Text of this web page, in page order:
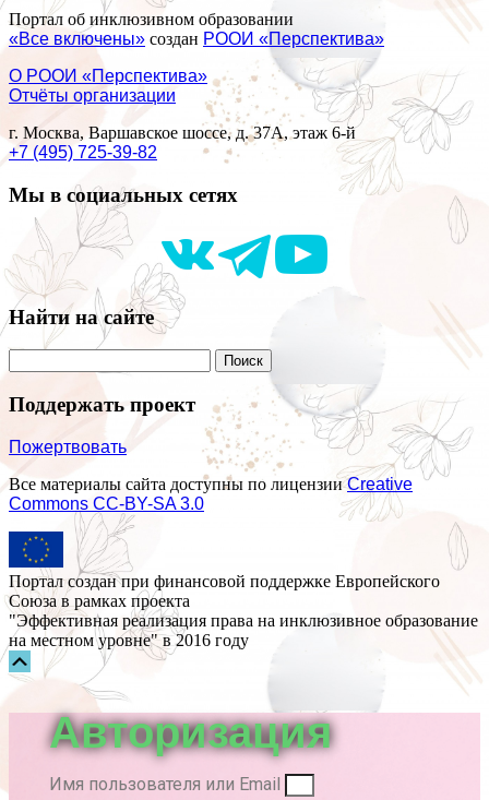
Портал об инклюзивном образовании
«Все включены» создан РООИ «Перспектива»
О РООИ «Перспектива»
Отчёты организации
г. Москва, Варшавское шоссе, д. 37А, этаж 6-й
+7 (495) 725-39-82
Мы в социальных сетях
Найти на сайте
Поддержать проект
Пожертвовать
Все материалы сайта доступны по лицензииCreative
Commons СС-BY-SA 3.0
Портал создан при финансовой поддержке Европейского
Союза в рамках проекта
"Эффективная реализация права на инклюзивное образование
на местном уровне" в 2016 году
Прокрутка
вверх
Авторизация
Имя пользователя или Email